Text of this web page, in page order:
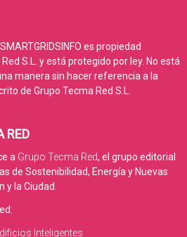
es propiedad
S.L. y está protegido por ley. No está
manera sin hacer referencia a la
de Grupo Tecma Red S.L.
RED
a Grupo Tecma Red, el grupo editorial
de Sostenibilidad, Energía y Nuevas
y la Ciudad.
Inteligentes